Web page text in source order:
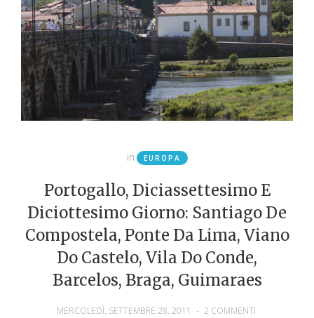
in EUROPA
Portogallo, Diciassettesimo E
Diciottesimo Giorno: Santiago De
Compostela, Ponte Da Lima, Viano
Do Castelo, Vila Do Conde,
Barcelos, Braga, Guimaraes
MERCOLEDÌ, SETTEMBRE 28, 2011 - 2 COMMENTI